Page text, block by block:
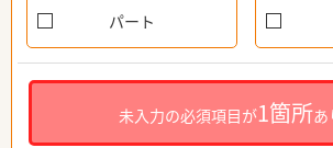
パート
未入力の必須項目が1箇所あ